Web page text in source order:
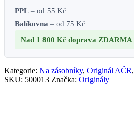
PPL – od 55 Kč
Balíkovna – od 75 Kč
Nad 1 800 Kč doprava ZDARMA
Kategorie: Na zásobníky, Originál AČR,
SKU: 500013 Značka: Originály